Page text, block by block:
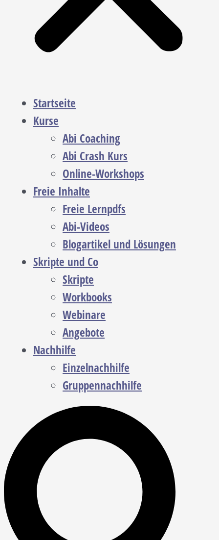
Startseite
Kurse
Abi Coaching
Abi Crash Kurs
Online-Workshops
Freie Inhalte
Freie Lernpdfs
Abi-Videos
Blogartikel und Lösungen
Skripte und Co
Skripte
Workbooks
Webinare
Angebote
Nachhilfe
Einzelnachhilfe
Gruppennachhilfe